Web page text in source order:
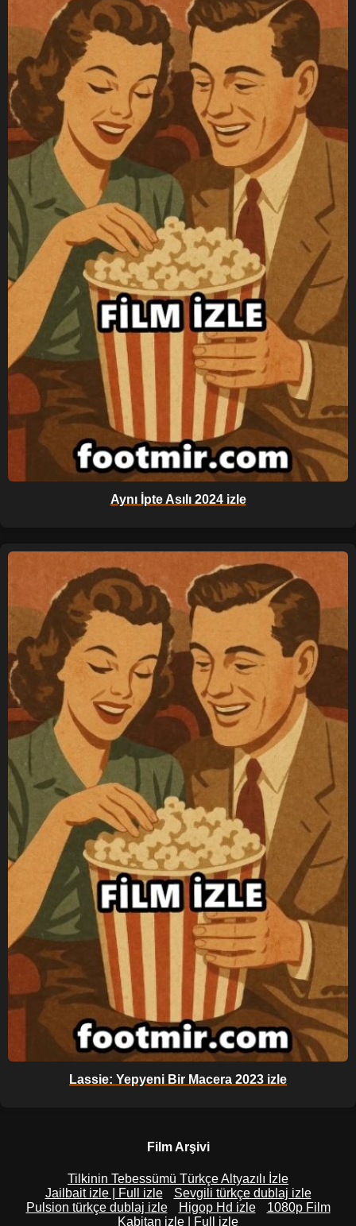
Aynı İpte Asılı 2024 izle
Lassie: Yepyeni Bir Macera 2023 izle
Film Arşivi
Tilkinin Tebessümü Türkçe Altyazılı İzle
Jailbait izle | Full izle
Sevgili türkçe dublaj izle
Pulsion türkçe dublaj izle
Higop Hd izle
1080p Film
Kabitan izle | Full izle